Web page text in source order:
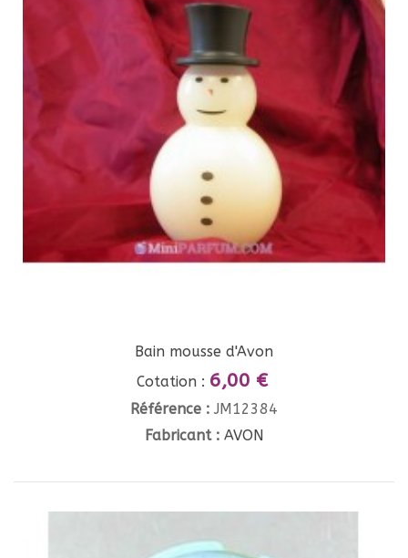
Bain mousse d'Avon
Cotation : 6,00 €
Référence : JM12384
Fabricant : AVON